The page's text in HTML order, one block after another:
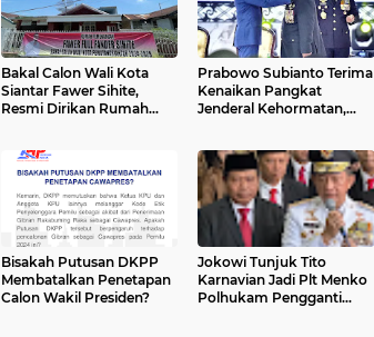
Bakal Calon Wali Kota
Siantar Fawer Sihite,
Resmi Dirikan Rumah
Prabowo Subianto Terima
Kenaikan Pangkat
Jenderal Kehormatan,
Panglima TNI
Bisakah Putusan DKPP
Membatalkan Penetapan
Calon Wakil Presiden?
Jokowi Tunjuk Tito
Karnavian Jadi Plt Menko
Polhukam Pengganti